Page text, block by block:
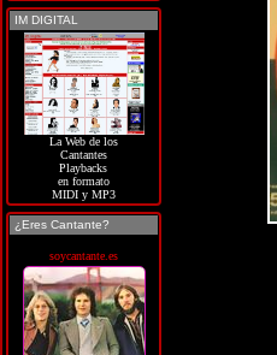
IM DIGITAL
La Web de los
Cantantes
Playbacks
en formato
MIDI y MP3
¿Eres Cantante?
soycantante.es